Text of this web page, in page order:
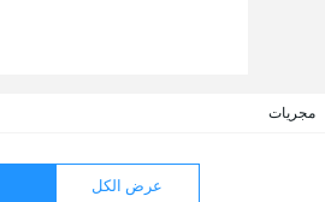
مجريات
عرض الكل